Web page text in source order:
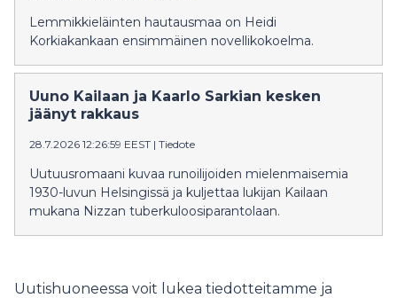
Lemmikkieläinten hautausmaa on Heidi
Korkiakankaan ensimmäinen novellikokoelma.
Uuno Kailaan ja Kaarlo Sarkian kesken
jäänyt rakkaus
28.7.2026 12:26:59 EEST | Tiedote
Uutuusromaani kuvaa runoilijoiden mielenmaisemia
1930-luvun Helsingissä ja kuljettaa lukijan Kailaan
mukana Nizzan tuberkuloosiparantolaan.
Uutishuoneessa voit lukea tiedotteitamme ja